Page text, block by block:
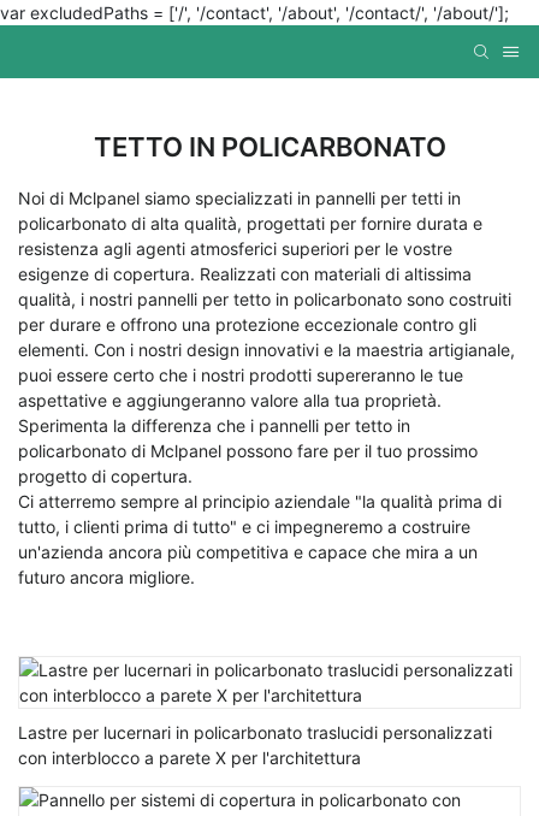
var excludedPaths = ['/', '/contact', '/about', '/contact/', '/about/'];
TETTO IN POLICARBONATO
Noi di Mclpanel siamo specializzati in pannelli per tetti in
policarbonato di alta qualità, progettati per fornire durata e
resistenza agli agenti atmosferici superiori per le vostre
esigenze di copertura. Realizzati con materiali di altissima
qualità, i nostri pannelli per tetto in policarbonato sono costruiti
per durare e offrono una protezione eccezionale contro gli
elementi. Con i nostri design innovativi e la maestria artigianale,
puoi essere certo che i nostri prodotti supereranno le tue
aspettative e aggiungeranno valore alla tua proprietà.
Sperimenta la differenza che i pannelli per tetto in
policarbonato di Mclpanel possono fare per il tuo prossimo
progetto di copertura.
Ci atterremo sempre al principio aziendale "la qualità prima di
tutto, i clienti prima di tutto" e ci impegneremo a costruire
un'azienda ancora più competitiva e capace che mira a un
futuro ancora migliore.
Lastre per lucernari in policarbonato traslucidi personalizzati
con interblocco a parete X per l'architettura